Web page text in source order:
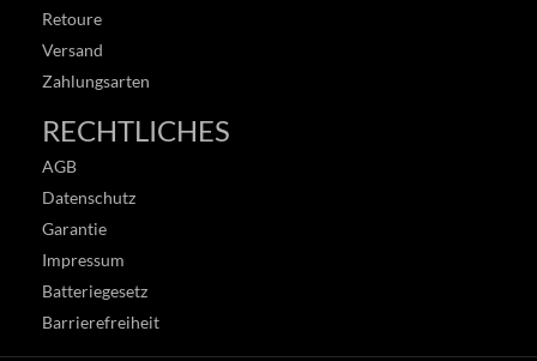
Retoure
Versand
Zahlungsarten
RECHTLICHES
AGB
Datenschutz
Garantie
Impressum
Batteriegesetz
Barrierefreiheit